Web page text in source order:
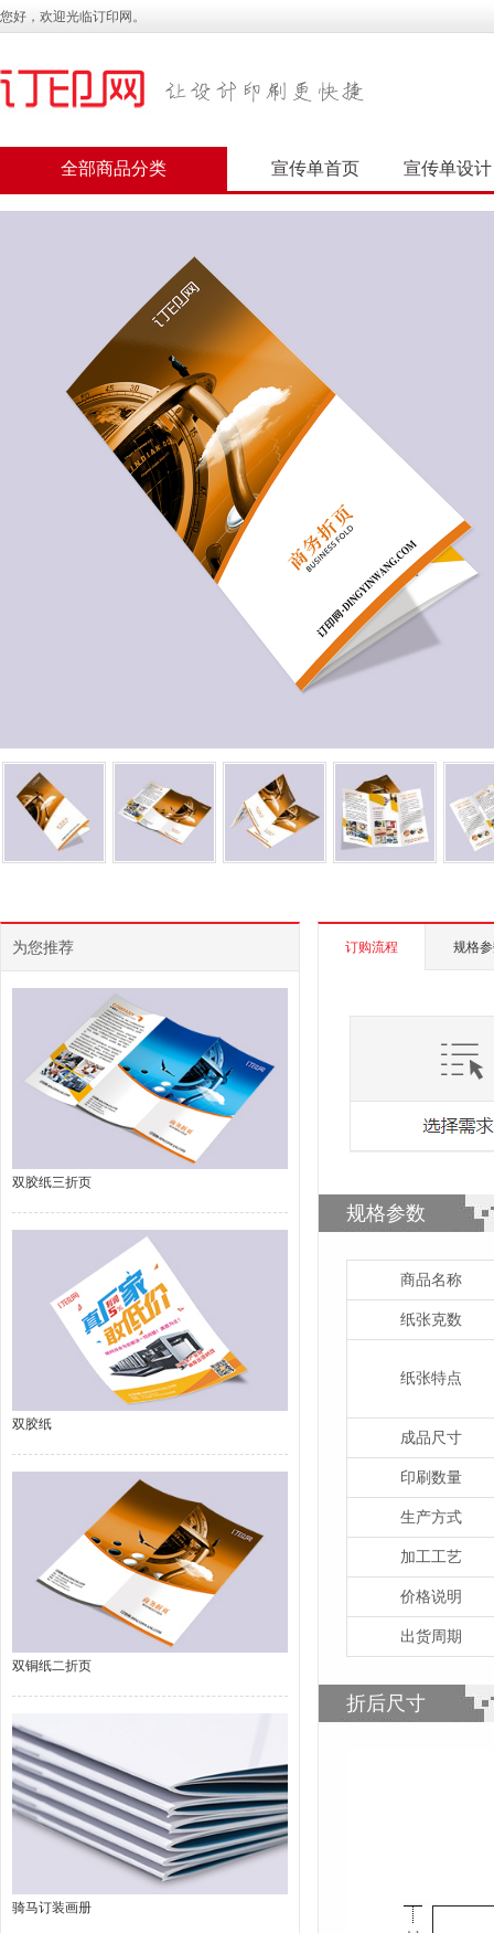
您好，欢迎光临订印网。
全部商品分类 宣传单首页 宣传单设计
为您推荐
双胶纸三折页
双胶纸
双铜纸二折页
骑马订装画册
订购流程 规格
规格参数
商品名称
纸张克数
纸张特点
成品尺寸
印刷数量
生产方式
加工工艺
价格说明
出货周期
折后尺寸